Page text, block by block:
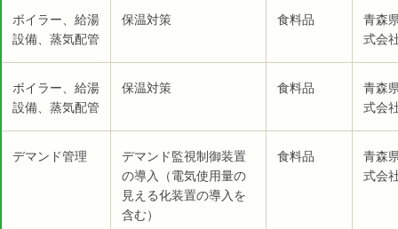
ボイラー、給湯
設備、蒸気配管
保温対策 食料品
青森
式会
ボイラー、給湯
設備、蒸気配管
保温対策 食料品
青森
式会
デマンド管理
デマンド監視制御装置
の導入（電気使用量の
見える化装置の導入を
含む）
食料品
青森
式会